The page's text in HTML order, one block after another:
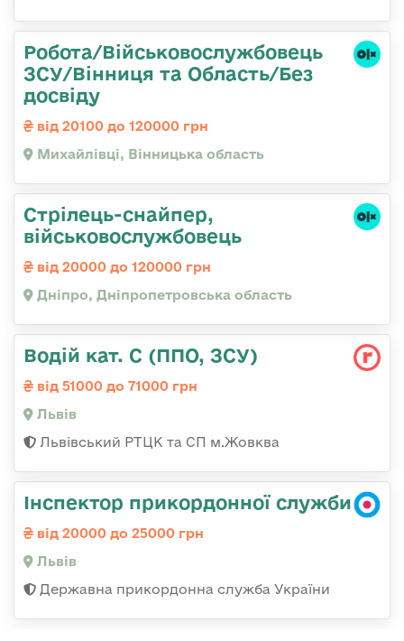
Робота/Військовослужбовець
ЗСУ/Вінниця та Область/Без
досвіду
від 20100 до 120000 грн
Михайлівці, Вінницька область
Стрілець-снайпер,
військовослужбовець
від 20000 до 120000 грн
Дніпро, Дніпропетровська область
Водій кат. С (ППО, ЗСУ)
від 51000 до 71000 грн
Львів
Львівський РТЦК та СП м.Жовква
Інспектор прикордонної служби
від 20000 до 25000 грн
Львів
Державна прикордонна служба України